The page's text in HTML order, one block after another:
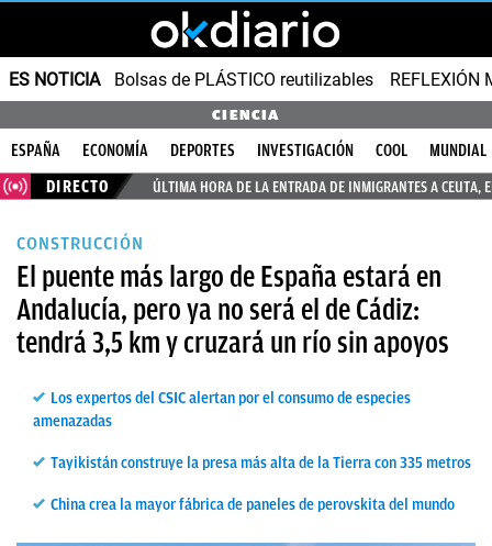
ES NOTICIA Bolsas de PLÁSTICO reutilizables REFLEXIÓN
CIENCIA
ESPAÑA ECONOMÍA DEPORTES INVESTIGACIÓN COOL
MUNDIAL
DIRECTO
ÚLTIMA HORA DE LA ENTRADA DE INMIGRANTES A CEUTA,
CONSTRUCCIÓN
El puente más largo de España estará en
Andalucía, pero ya no será el de Cádiz:
tendrá 3,5 km y cruzará un río sin apoyos
Los expertos del CSIC alertan por el consumo de especies
amenazadas
Tayikistán construye la presa más alta de la Tierra con 335 metros
China crea la mayor fábrica de paneles de perovskita del mundo